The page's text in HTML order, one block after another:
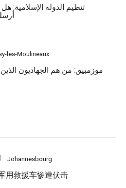
تنظيم الدولة
les-Moulineaux
موزمبيق: من هم الجهاديون
Johannesbourg
用救援车惨遭伏击